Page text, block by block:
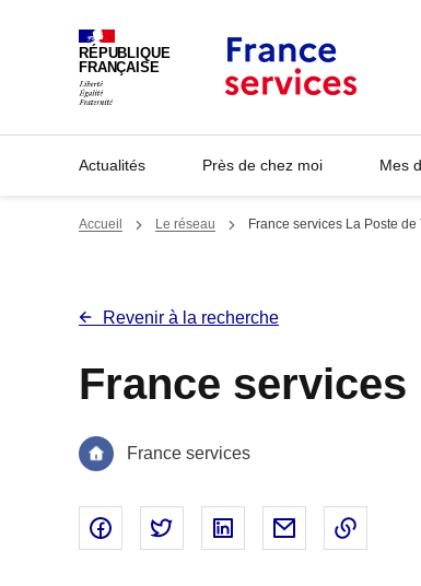
RÉPUBLIQUE
FRANÇAISE
Actualités Près de chez moi Mes
Accueil Le réseau France services La Poste de
Revenir à la recherche
France services
France services
Partager sur Facebook - nouvelle
Partager sur Twitter - nouvelle
Partager sur Linked In
Partager par